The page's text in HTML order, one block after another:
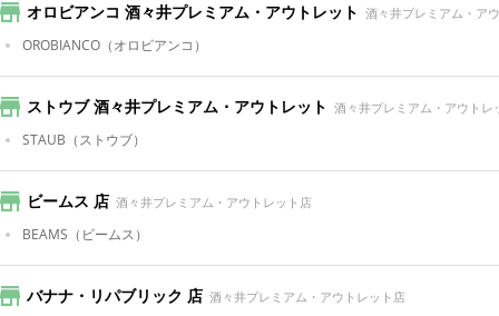
オロビアンコ 酒々井プレミアム・アウトレット 酒々井プレミアム・ア
OROBIANCO （オロビアンコ）
ストウブ 酒々井プレミアム・アウトレット 酒々井プレミアム・アウトレ
STAUB （ストウブ）
ビームス 店 酒々井プレミアム・アウトレット店
BEAMS （ビームス）
バナナ・リパブリック 店 酒々井プレミアム・アウトレット店